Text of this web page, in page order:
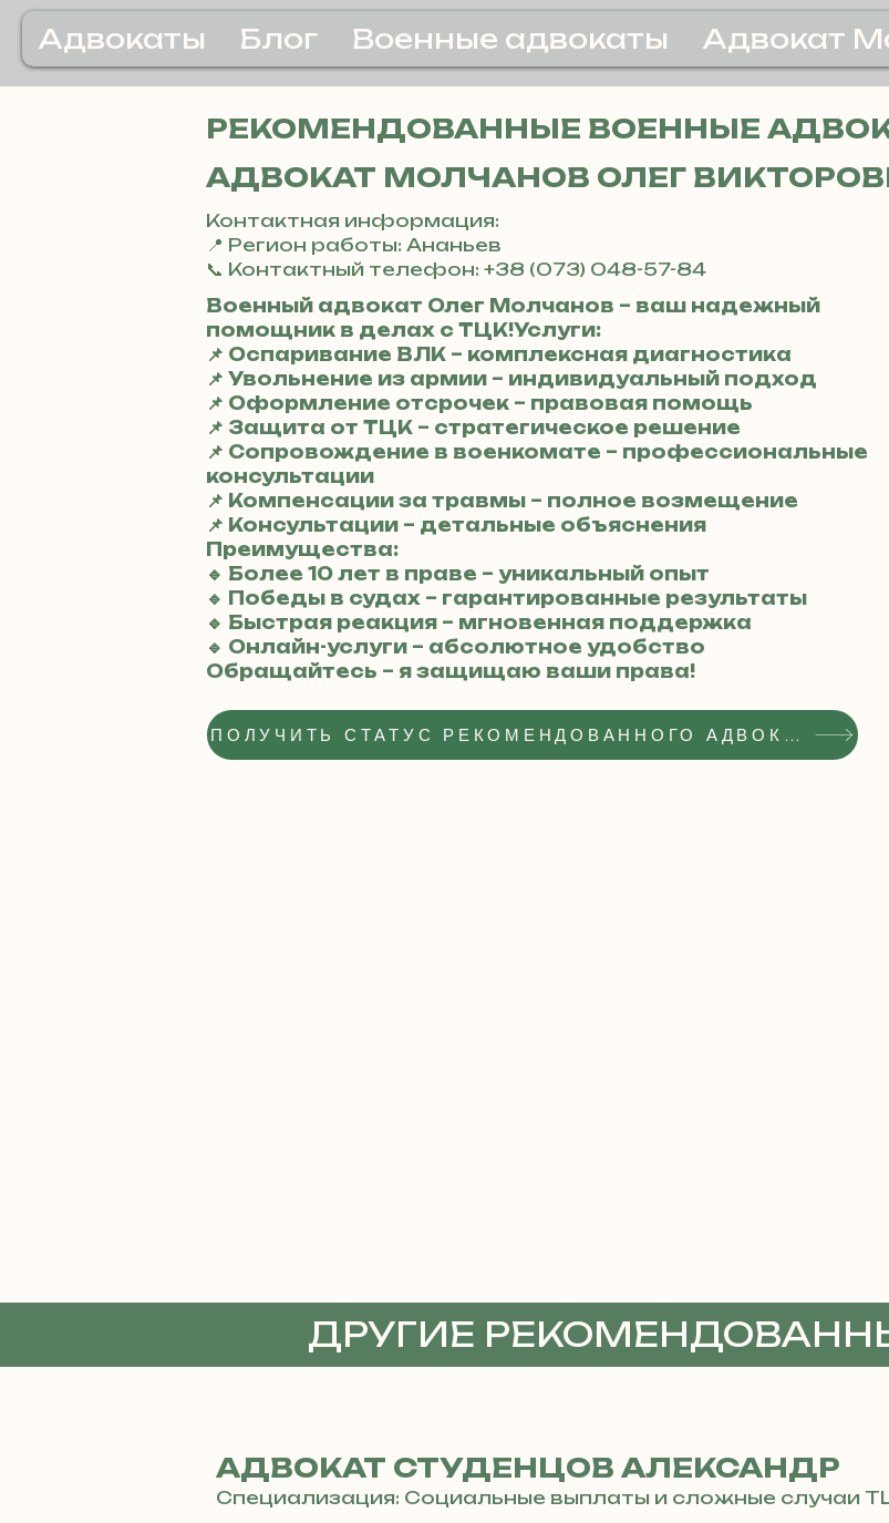
Адвокаты Блог Военные адвокаты Адвокат
РЕКОМЕНДОВАННЫЕ ВОЕННЫЕ
АДВОКАТ МОЛЧАНОВ ОЛЕГ
Контактная информация:
📍 Регион работы: Ананьев
📞 Контактный телефон: +38 (073) 048-57-84
Военный адвокат Олег Молчанов – ваш надежный
помощник в делах с ТЦК!Услуги:
📌 Оспаривание ВЛК – комплексная диагностика
📌 Увольнение из армии – индивидуальный подход
📌 Оформление отсрочек – правовая помощь
📌 Защита от ТЦК – стратегическое решение
📌 Сопровождение в военкомате – профессиональные
консультации
📌 Компенсации за травмы – полное возмещение
📌 Консультации – детальные объяснения
Преимущества:
🔹 Более 10 лет в праве – уникальный опыт
🔹 Победы в судах – гарантированные результаты
🔹 Быстрая реакция – мгновенная поддержка
🔹 Онлайн-услуги – абсолютное удобство
Обращайтесь – я защищаю ваши права!
ПОЛУЧИТЬ СТАТУС РЕКОМЕНДОВАННОГО АДВОКАТА
ДРУГИЕ
АДВОКАТЫ
АДВОКАТ СТУДЕНЦОВ АЛЕКСАНДР
Специализация: Социальные выплаты и сложные случаи